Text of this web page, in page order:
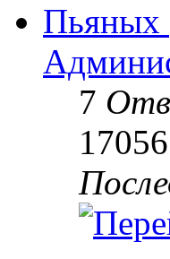
Пьяных
7
17056